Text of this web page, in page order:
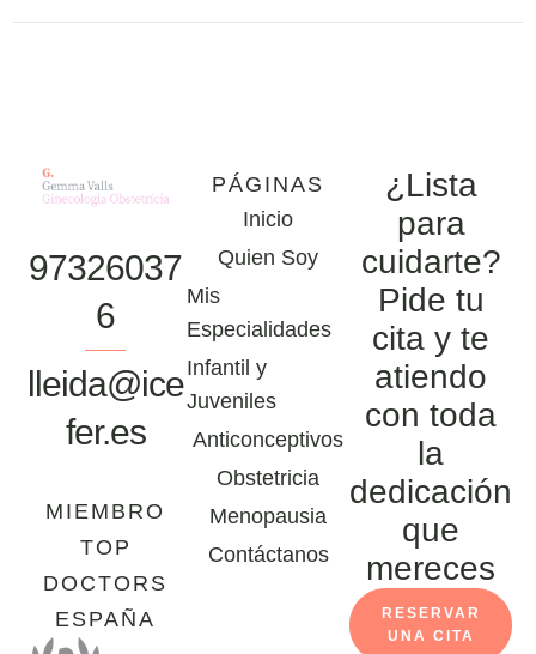
97326037
6
lleida@ice
fer.es
MIEMBRO
TOP
DOCTORS
ESPAÑA
PÁGINAS
Inicio
Quien Soy
Mis
Especialidades
Infantil y
Juveniles
Anticonceptivos
Obstetricia
Menopausia
Contáctanos
¿Lista
para
cuidarte?
Pide tu
cita y te
atiendo
con toda
la
dedicación
que
mereces
RESERVAR
UNA CITA